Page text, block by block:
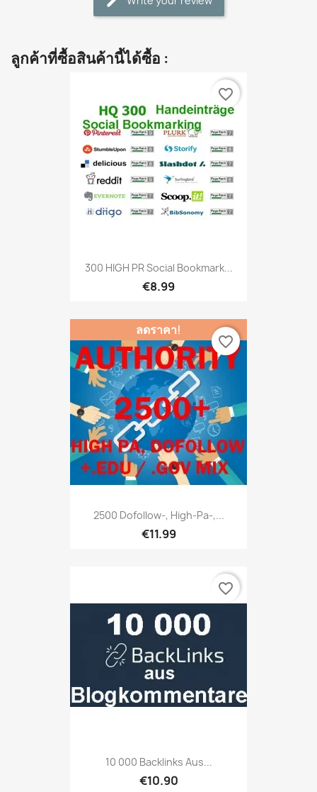
ลูกค้าที่ซื้อสินค้านี้ได้ซื้อ :
300 HIGH PR Social Bookmark...
€8.99
favorite_border
2500 Dofollow-, High-Pa-,...
€11.99
ลดราคา!
favorite_border
10 000 Backlinks Aus...
€10.90
favorite_border